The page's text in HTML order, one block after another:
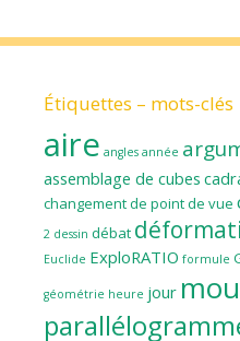
Étiquettes – mots-clés
aire angles année
assemblage de cubes
changement de point de vue
2 dessin débat
Euclide ExploRATIO formule
géométrie heure jour